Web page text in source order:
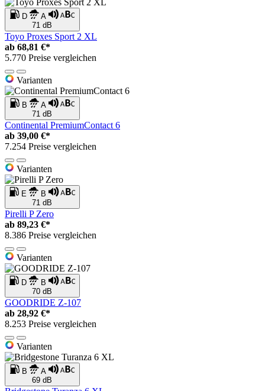
D
A
71 dB
Toyo Proxes Sport 2 XL
ab 68,81 €*
5.770 Preise vergleichen
Varianten
B
A
71 dB
Continental PremiumContact 6
ab 39,00 €*
7.254 Preise vergleichen
Varianten
E
B
71 dB
Pirelli P Zero
ab 89,23 €*
8.386 Preise vergleichen
Varianten
D
B
70 dB
GOODRIDE Z-107
ab 28,92 €*
8.253 Preise vergleichen
Varianten
B
A
69 dB